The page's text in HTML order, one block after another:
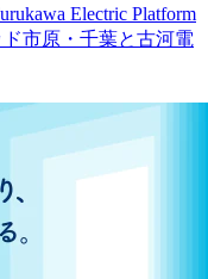
Electric Platform
市原・千葉と古河電